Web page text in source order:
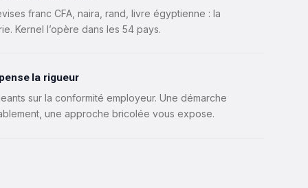
franc CFA, naira, rand, livre égyptienne : la
Kernel l’opère dans les 54 pays.
la rigueur
sur la conformité employeur. Une démarche
une approche bricolée vous expose.